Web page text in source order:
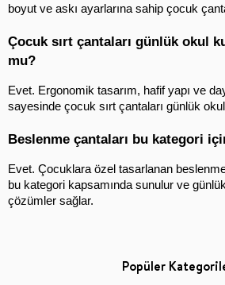
boyut ve askı ayarlarına sahip çocuk
Çocuk sırt çantaları günlük okul
mu?
Evet. Ergonomik tasarım, hafif yapı ve
sayesinde çocuk sırt çantaları günlük
Beslenme çantaları bu kategori
Evet. Çocuklara özel tasarlanan
bu kategori kapsamında sunulur ve
çözümler sağlar.
Popüler